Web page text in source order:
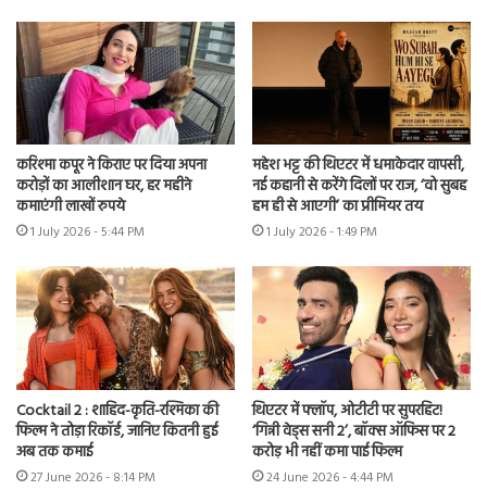
करिश्मा कपूर ने किराए पर दिया अपना
करोड़ों का आलीशान घर, हर महीने
कमाएंगी लाखों रुपये
1 July 2026 - 5:44 PM
महेश भट्ट की थिएटर में धमाकेदार वापसी,
नई कहानी से करेंगे दिलों पर राज, ‘वो सुबह
हम ही से आएगी’ का प्रीमियर तय
1 July 2026 - 1:49 PM
Cocktail 2 : शाहिद-कृति-रश्मिका की
फिल्म ने तोड़ा रिकॉर्ड, जानिए कितनी हुई
अब तक कमाई
27 June 2026 - 8:14 PM
थिएटर में फ्लॉप, ओटीटी पर सुपरहिट!
‘गिन्नी वेड्स सनी 2’, बॉक्स ऑफिस पर 2
करोड़ भी नहीं कमा पाई फिल्म
24 June 2026 - 4:44 PM